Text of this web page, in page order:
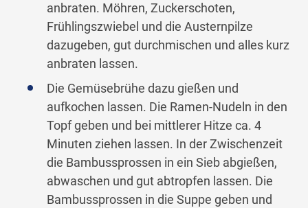
anbraten. Möhren, Zuckerschoten,
Frühlingszwiebel und die Austernpilze
dazugeben, gut durchmischen und alles kurz
anbraten lassen.
Die Gemüsebrühe dazu gießen und
aufkochen lassen. Die Ramen-Nudeln in den
Topf geben und bei mittlerer Hitze ca. 4
Minuten ziehen lassen. In der Zwischenzeit
die Bambussprossen in ein Sieb abgießen,
abwaschen und gut abtropfen lassen. Die
Bambussprossen in die Suppe geben und